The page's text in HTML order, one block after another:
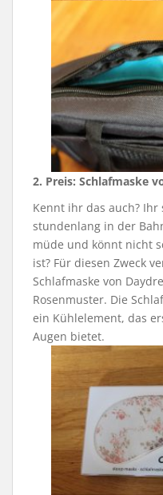
2. Preis: Schlafmaske
Kennt ihr das auch?
stundenlang in der
müde und könnt nicht
ist? Für diesen Zweck
Schlafmaske von
Rosenmuster. Die
ein Kühlelement, das
Augen bietet.